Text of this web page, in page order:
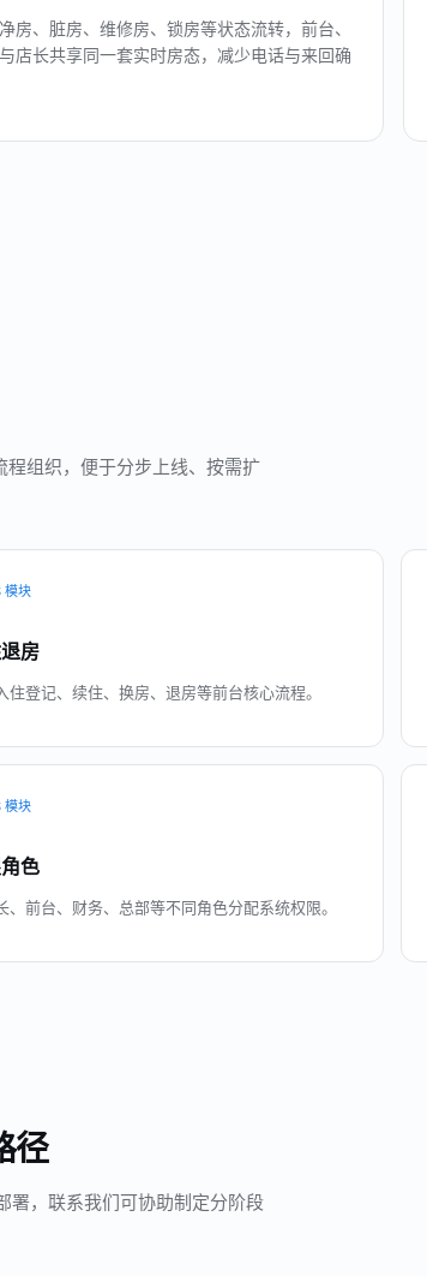
房、脏房、维修房、锁房等状态流转，前台、
店长共享同一套实时房态，减少电话与来回确
组织，便于分步上线、按需扩
模块
房
住登记、续住、换房、退房等前台核心流程。
模块
色
、前台、财务、总部等不同角色分配系统权限。
径
署，联系我们可协助制定分阶段